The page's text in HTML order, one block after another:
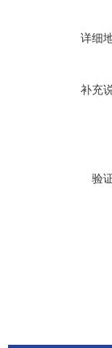
详细
补充
验